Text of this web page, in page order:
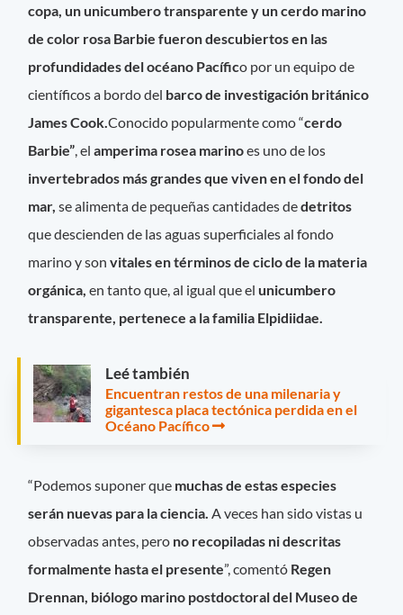
copa, un unicumbero transparente y un cerdo marino
de color rosa Barbie fueron descubiertos en las
profundidades del océano Pacífico por un equipo de
científicos a bordo del barco de investigación británico
James Cook.Conocido popularmente como “cerdo
Barbie” , elamperima rosea marinoes uno de los
invertebrados más grandes que viven en el fondo del
mar, se alimenta de pequeñas cantidades dedetritos
que descienden de las aguas superficiales al fondo
marino y sonvitales en términos de ciclo de la materia
orgánica,en tanto que, al igual que el unicumbero
transparente, pertenece a la familia Elpidiidae.
Leé también
Encuentran restos de una milenaria y
gigantesca placa tectónica perdida en el
Océano Pacífico
“Podemos suponer que muchas de estas especies
serán nuevas para la ciencia. A veces han sido vistas u
observadas antes, pero no recopiladas ni descritas
formalmente hasta el presente”, comentó Regen
Drennan, biólogo marino postdoctoral del Museo de